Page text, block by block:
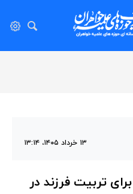
۱۳ خرداد ۱۴۰۵، ۱۳:۱۴
تربیت فرزند در